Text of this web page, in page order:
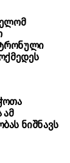
ამ
ნიშნავს